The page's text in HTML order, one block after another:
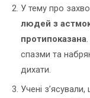
У тему про
людей з
протипоказана
спазми та
дихати.
Учені